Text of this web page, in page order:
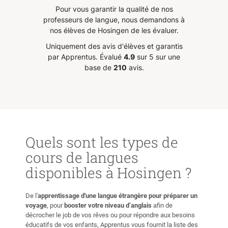
étant préparée et axée sur mes
besoins individuels.
”
Pour vous garantir la qualité de nos
professeurs de langue, nous demandons à
nos élèves de Hosingen de les évaluer.
Uniquement des avis d'élèves et garantis
par Apprentus. Évalué 4.9 sur 5 sur une
base de 210 avis.
Quels sont les types de
cours de langues
disponibles à Hosingen ?
De l'apprentissage d'une langue étrangère pour préparer un
voyage, pourbooster votre niveau d’anglais afin de
décrocher le job de vos rêves ou pour répondre aux besoins
éducatifs de vos enfants, Apprentus vous fournit la liste des